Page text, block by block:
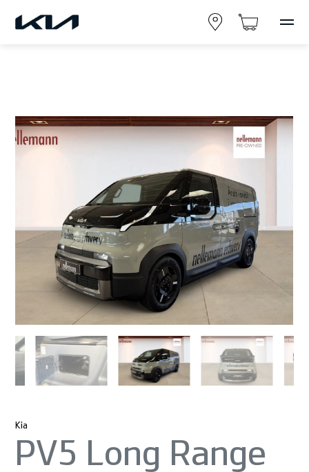
Kia
PV5 Long Range